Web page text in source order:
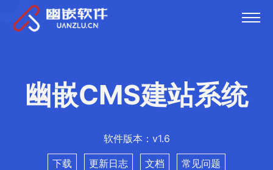
幽嵌CMS建站系统
软件版本：v1.6
下载 更新日志 文档 常见问题